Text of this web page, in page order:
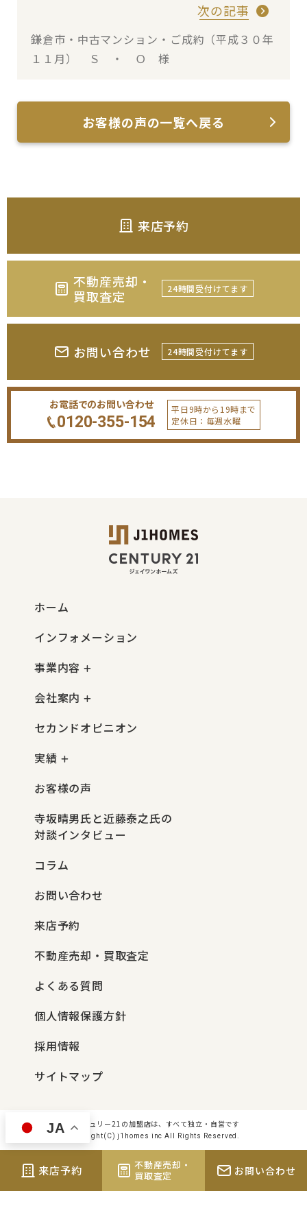
次の記事
鎌倉市・中古マンション・ご成約（平成３０年
１１月） Ｓ ・ Ｏ 様
お客様の声の一覧へ戻る
来店予約
不動産売却・
買取査定
24時間受付けてます
お問い合わせ 24時間受付けてます
お電話でのお問い合わせ
0120-355-154
平日9時から19時まで
定休日：毎週水曜
ホーム
インフォメーション
事業内容
会社案内
セカンドオピニオン
実績
お客様の声
寺坂晴男氏と近藤泰之氏の
対談インタビュー
コラム
お問い合わせ
来店予約
不動産売却・買取査定
よくある質問
個人情報保護方針
採用情報
サイトマップ
センチュリー21の加盟店は、すべて独立・自営です
Copyright(C) j1homes inc All Rights Reserved.
来店予約
不動産売却・
買取査定
お問い合わせ
JA